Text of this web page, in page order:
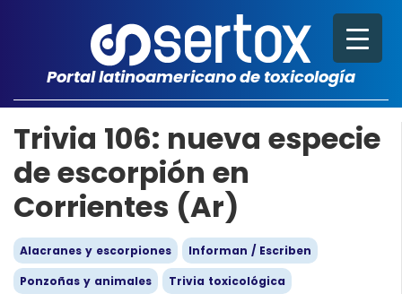
Portal latinoamericano de toxicología
Trivia 106: nueva especie
de escorpión en
Corrientes (Ar)
Alacranes y escorpiones
Informan / Escriben
Ponzoñas y animales
Trivia toxicológica